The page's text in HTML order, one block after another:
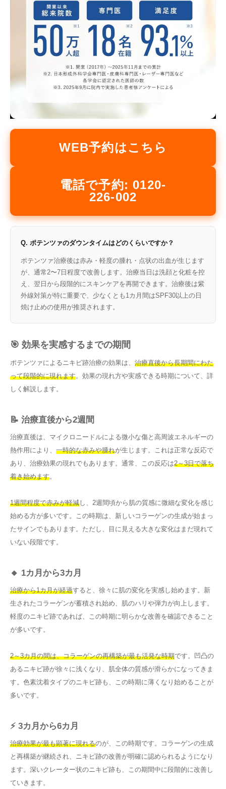
WEB予約はこちら
電話で予約: 0120-
226-002
Q. ポテンツァのダウンタイムはどのくらいですか？
ポテンツァ治療後は赤み・軽度の腫れ・点状の出血が生じます
が、通常2〜7日程度で改善します。治療当日は洗顔と化粧を控
え、翌日から段階的にスキンケアを再開できます。治療後は紫
外線対策が特に重要で、少なくとも1カ月間はSPF30以上の日
焼け止めの使用が推奨されます。
🎯 効果を実感するまでの期間
ポテンツァによるニキビ跡治療の効果は、 治療直後から長期間にわた
って段階的に現れます。効果の現れ方や実感できる時期について、詳
しく解説します。
📝 治療直後から2週間
治療直後は、マイクロニードルによる微小な傷と高周波エネルギーの
熱作用により、 一時的な赤みや腫れが生じます。これは正常な反応で
あり、治療効果の現れでもあります。通常、この反応は2～3日で落ち
着き始めます。
1週間程度で赤みが軽減 し、2週間頃から肌の質感に微細な変化を感じ
始める方が多いです。この時期は、新しいコラーゲンの生成が始まっ
たサインでもあります。ただし、目に見える大きな変化はまだ現れて
いない段階です。
🔸 1カ月から3カ月
治療から1カ月が経過すると、徐々に肌の変化を実感し始めます。新
生されたコラーゲンが蓄積され始め、肌のハリや弾力が向上します。
軽度のニキビ跡であれば、この時期に明らかな改善を確認できること
が多いです。
2～3カ月の間は、コラーゲンの再構築が最も活発な時期です。凹凸の
あるニキビ跡が徐々に浅くなり、肌全体の質感が滑らかになってきま
す。色素沈着タイプのニキビ跡も、この時期に薄くなり始めることが
多いです。
⚡ 3カ月から6カ月
治療効果が最も顕著に現れるのが、この時期です。コラーゲンの生成
と再構築が継続され、ニキビ跡の改善が明確に認められるようになり
ます。深いクレーター状のニキビ跡も、この期間中に段階的に改善し
ていきます。